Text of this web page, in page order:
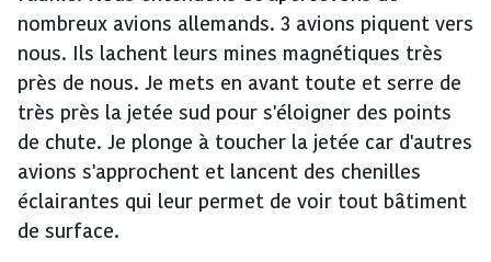
nombreux avions allemands. 3 avions piquent vers
nous. Ils lachent leurs mines magnétiques très
près de nous. Je mets en avant toute et serre de
très près la jetée sud pour s'éloigner des points
de chute. Je plonge à toucher la jetée car d'autres
avions s'approchent et lancent des chenilles
éclairantes qui leur permet de voir tout bâtiment
de surface.